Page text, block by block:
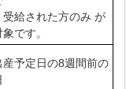
給された方のみ が
象です。
産予定日の8週間前の